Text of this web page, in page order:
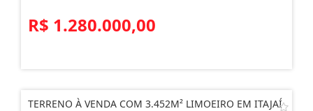
R$ 1.280.000,00
TERRENO À VENDA COM 3.452M² LIMOEIRO EM ITAJAÍ